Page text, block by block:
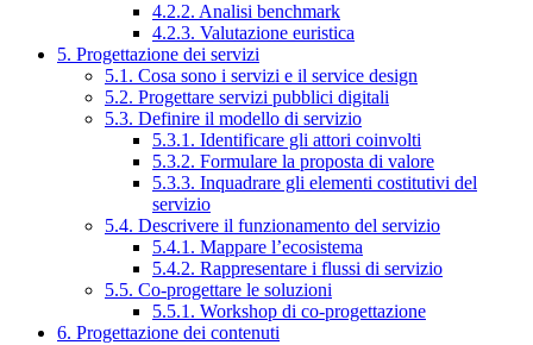
4.2.2. Analisi benchmark
4.2.3. Valutazione euristica
5. Progettazione dei servizi
5.1. Cosa sono i servizi e il service design
5.2. Progettare servizi pubblici digitali
5.3. Definire il modello di servizio
5.3.1. Identificare gli attori coinvolti
5.3.2. Formulare la proposta di valore
5.3.3. Inquadrare gli elementi costitutivi del
servizio
5.4. Descrivere il funzionamento del servizio
5.4.1. Mappare l’ecosistema
5.4.2. Rappresentare i flussi di servizio
5.5. Co-progettare le soluzioni
5.5.1. Workshop di co-progettazione
6. Progettazione dei contenuti